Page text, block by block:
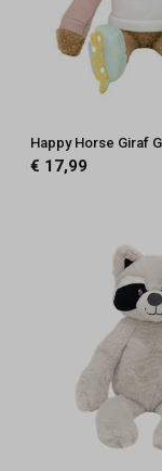
Happy Horse Giraf
€ 17,99